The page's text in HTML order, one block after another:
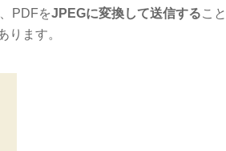
PDFをJPEGに変換して送信するこ
ります。